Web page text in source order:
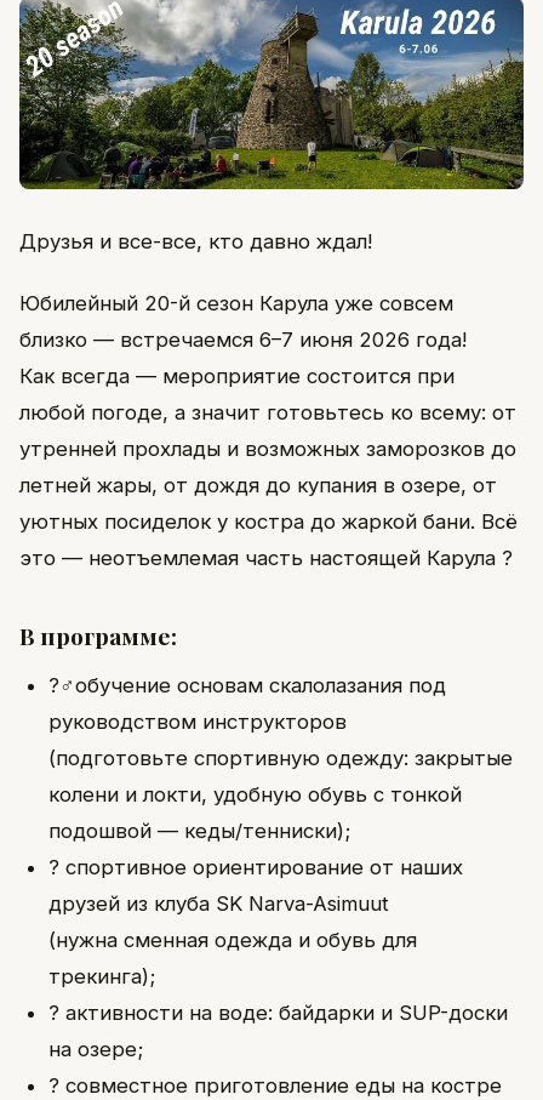
Друзья и все-все, кто давно ждал!
Юбилейный 20-й сезон Карула уже совсем
близко — встречаемся 6–7 июня 2026 года!
Как всегда — мероприятие состоится при
любой погоде, а значит готовьтесь ко всему: от
утренней прохлады и возможных заморозков до
летней жары, от дождя до купания в озере, от
уютных посиделок у костра до жаркой бани. Всё
это — неотъемлемая часть настоящей Карула ?
В программе:
?‍♂️обучение основам скалолазания под
руководством инструкторов
(подготовьте спортивную одежду: закрытые
колени и локти, удобную обувь с тонкой
подошвой — кеды/тенниски);
? спортивное ориентирование от наших
друзей из клуба SK Narva-Asimuut
(нужна сменная одежда и обувь для
трекинга);
? активности на воде: байдарки и SUP-доски
на озере;
? совместное приготовление еды на костре